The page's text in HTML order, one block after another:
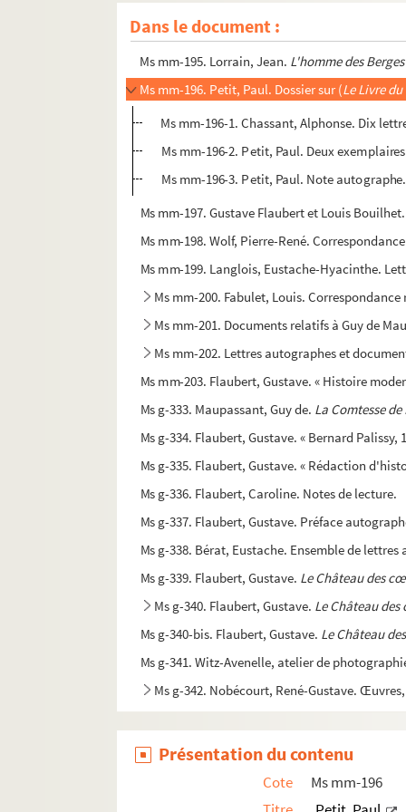
Dans le document :
Ms mm-193. Monod, Théodore. Lettre signée
Ms mm-194. Mitterrand, François. Signature
Ms mm-195. Lorrain, Jean. L'homme des Berges
Ms mm-196. Petit, Paul. Dossier sur (Le Livre
Ms mm-196-1. Chassant, Alphonse. Dix
Ms mm-196-2. Petit, Paul. Deux
Ms mm-196-3. Petit, Paul. Note autographe.
Ms mm-197. Gustave Flaubert et Louis
Ms mm-198. Wolf, Pierre-René.
Ms mm-199. Langlois, Eustache-Hyacinthe.
Ms mm-200. Fabulet, Louis. Correspondance
Ms mm-201. Documents relatifs à Guy de
Ms mm-202. Lettres autographes et
Ms mm-203. Flaubert, Gustave. « Histoire
Ms g-333. Maupassant, Guy de. La Comtesse
Ms g-334. Flaubert, Gustave. « Bernard Palissy,
Ms g-335. Flaubert, Gustave. « Rédaction
Ms g-336. Flaubert, Caroline. Notes de lecture.
Ms g-337. Flaubert, Gustave. Préface
Ms g-338. Bérat, Eustache. Ensemble de
Ms g-339. Flaubert, Gustave. Le Château des
Ms g-340. Flaubert, Gustave. Le Château
Ms g-340-bis. Flaubert, Gustave. Le Château
Ms g-341. Witz-Avenelle, atelier de
Ms g-342. Nobécourt, René-Gustave.
Ms g-344. Madelaine, Victor.
Tables de
Ms g-345. Madelaine, Victor.
Etats des biens
Ms g-346. Maupassant, Guy de. Gustave
Présentation du contenu
Cote
Ms mm-196